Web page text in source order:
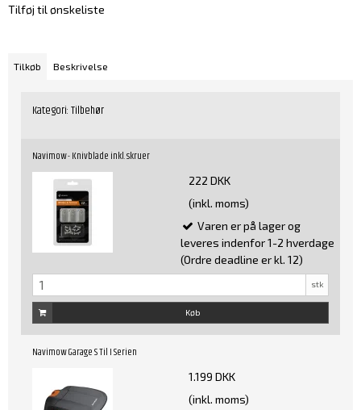
Tilføj til ønskeliste
Tilkøb Beskrivelse
Kategori:Tilbehør
Navimow - Knivblade inkl. skruer
222 DKK
(inkl. moms)
Varen er på lager og
leveres indenfor 1-2 hverdage
(Ordre deadline er kl. 12)
stk
Køb
Navimow Garage S Til I Serien
1.199 DKK
(inkl. moms)